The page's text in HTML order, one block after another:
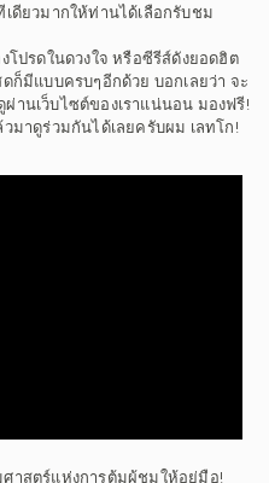
ดียวมากให้ท่านได้เลือกรับชม
ปรดในดวงใจ หรือซีรีส์ดังยอดฮิต
มีแบบครบๆอีกด้วย บอกเลยว่า จะ
านเว็บไซต์ของเราแน่นอน มองฟรี!
มาดูร่วมกันได้เลยครับผม เลทโก!
าสตร์แห่งการต้มผู้ชมให้อยู่มือ!